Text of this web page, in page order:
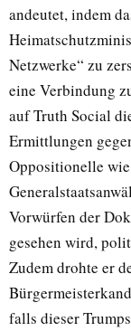
andeutet, indem
Netzwerke“ zu
eine Verbindung
auf Truth Social
Ermittlungen
Oppositionelle
Vorwürfen der
gesehen wird,
Zudem drohte er
falls dieser